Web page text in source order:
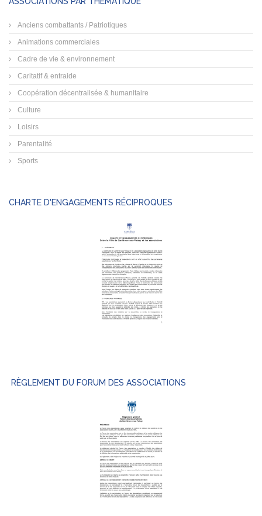
Anciens combattants / Patriotiques
Animations commerciales
Cadre de vie & environnement
Caritatif & entraide
Coopération décentralisée & humanitaire
Culture
Loisirs
Parentalité
Sports
CHARTE D'ENGAGEMENTS RÉCIPROQUES
RÈGLEMENT DU FORUM DES ASSOCIATIONS